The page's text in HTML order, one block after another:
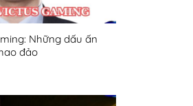
Những dấu ấn
đảo